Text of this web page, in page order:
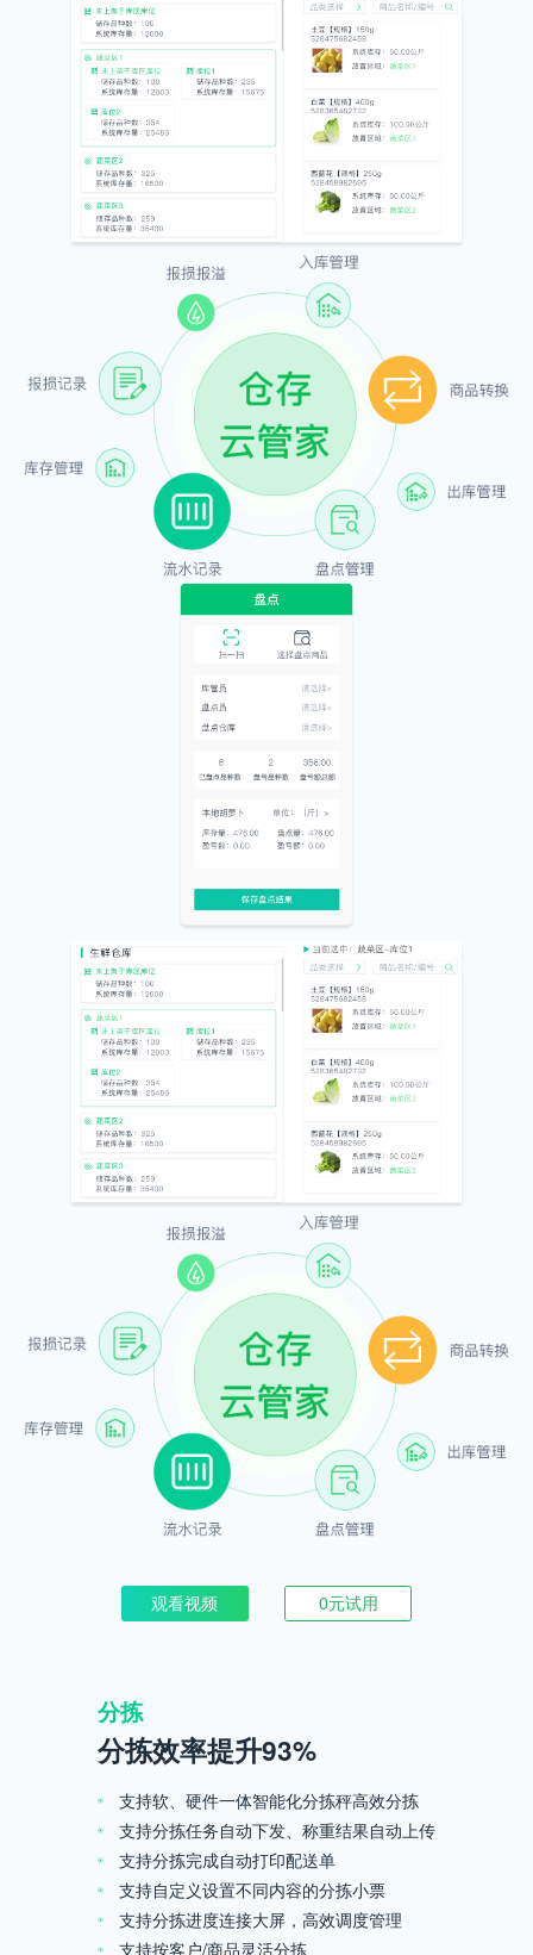
观看视频 0元试用
分拣
分拣效率提升93%
支持软、硬件一体智能化分拣秤高效分拣
支持分拣任务自动下发、称重结果自动上传
支持分拣完成自动打印配送单
支持自定义设置不同内容的分拣小票
支持分拣进度连接大屏，高效调度管理
支持按客户/商品灵活分拣